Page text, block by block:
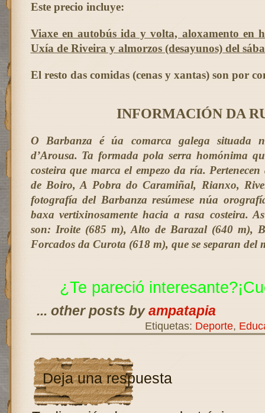
Este precio incluye:
Viaxe en autobús ida y volta, aloxamento en
Uxía de Riveira y almorzos (desayunos) del
El resto das comidas (cenas y xantas) son por
INFORMACIÓN DA
O Barbanza é úa comarca galega situada
d’Arousa. Ta formada pola serra homónima
costeira que marca el empezo da ría. Pertenecen
de Boiro, A Pobra do Caramiñal, Rianxo,
fotografía del Barbanza resúmese núa
baxa vertixinosamente hacia a rasa costeira.
son: Iroite (685 m), Alto de Barazal (640 m),
Forcados da Curota (618 m), que se separan del
¿Te pareció
... other posts byampatapia
Etiquetas: Deporte,
Deja una respuesta